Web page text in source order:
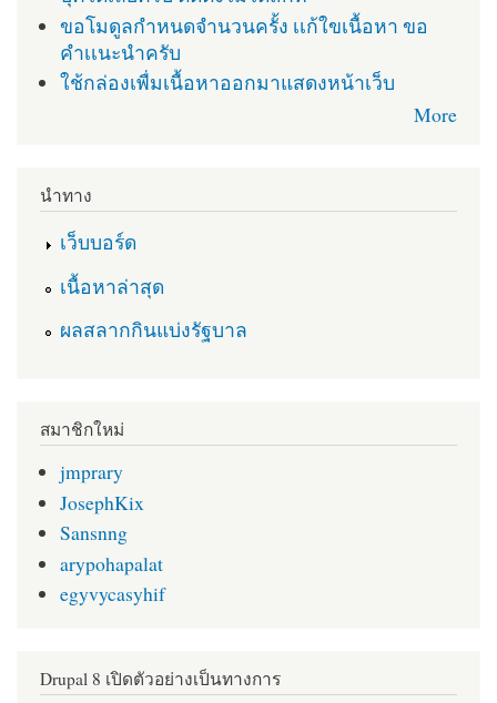
ขอโมดูลกำหนดจำนวนครั้ง เเก้ใขเนื้อหา ขอ
คำเเนะนำครับ
ใช้กล่องเพื่มเนื้อหาออกมาแสดงหน้าเว็บ
More
นำทาง
เว็บบอร์ด
เนื้อหาล่าสุด
ผลสลากกินแบ่งรัฐบาล
สมาชิกใหม่
jmprary
JosephKix
Sansnng
arypohapalat
egyvycasyhif
Drupal 8 เปิดตัวอย่างเป็นทางการ